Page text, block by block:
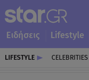
Ειδήσεις Lifestyle
LIFESTYLE CELEBRITIES